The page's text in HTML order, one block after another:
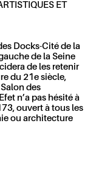
ET
Docks-Cité de la
de la Seine
de les retenir
du 21e siècle,
des
n’a pas hésité à
ouvert à tous les
ou architecture